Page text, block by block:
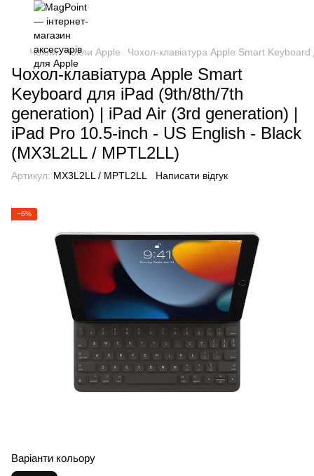
Чохли Чохли Apple Чохол-клавіатура Apple Smart
Чохол-клавіатура Apple Smart
Keyboard для iPad (9th/8th/7th
generation) | iPad Air (3rd generation) |
iPad Pro 10.5-inch - US English - Black
(MX3L2LL / MPTL2LL)
Артикул: MX3L2LL / MPTL2LL Написати відгук
−6%
Варіанти кольору